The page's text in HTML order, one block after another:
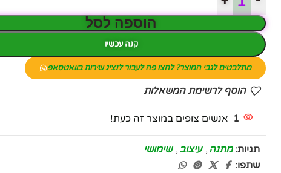
הוספה לסל
קנה עכשיו
מתלבטים לגבי המוצר? לחצו פה לעבור לנציג שירות בוואטסאפ
הוסף לרשימת המשאלות
1 אנשים צופים במוצר זה כעת!
תגיות: מתנה , עיצוב , שימושי
שתפו:פייסבוק